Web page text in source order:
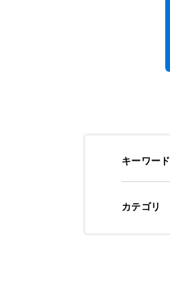
キーワード
カテゴリ